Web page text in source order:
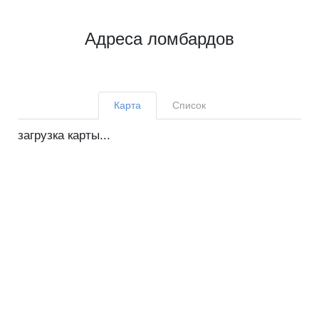
Адреса ломбардов
Карта Список
загрузка карты...